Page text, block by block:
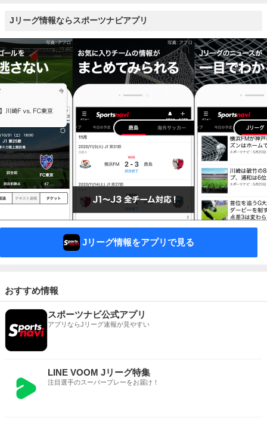
Jリーグ情報ならスポーツナビアプリ
Jリーグ情報をアプリで見る
おすすめ情報
スポーツナビ公式アプリ
アプリならJリーグ速報が見やすい
LINE VOOM Jリーグ特集
注目選手のスーパープレーをお届け！